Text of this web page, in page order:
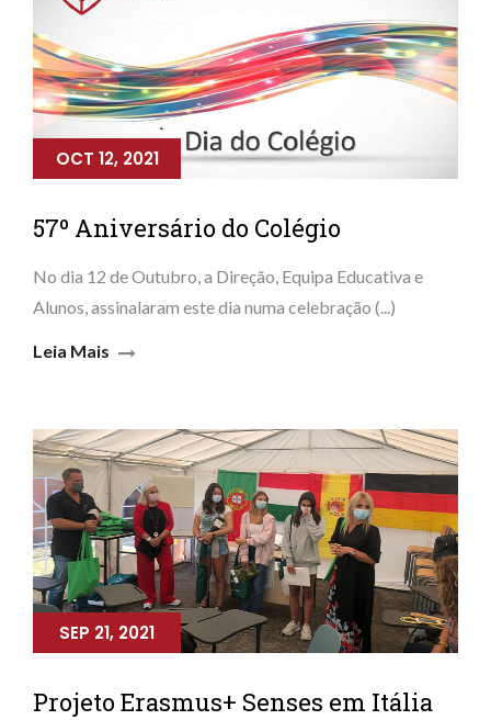
OCT 12, 2021
57º Aniversário do Colégio
No dia 12 de Outubro, a Direção, Equipa Educativa e
Alunos, assinalaram este dia numa celebração (...)
Leia Mais
SEP 21, 2021
Projeto Erasmus+ Senses em Itália